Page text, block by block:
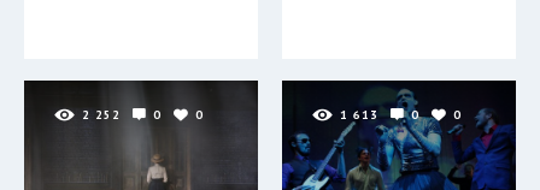
2 252 0 0 1 613 0 0